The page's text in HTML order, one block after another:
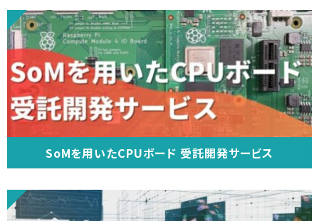
SoMを用いたCPUボード 受託開発サービス